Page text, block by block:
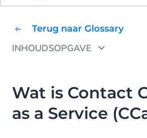
Terug naar Glossary
INHOUDSOPGAVE
CCaaS vs CPaaS vs UCaaS:
verschillen?
De voordelen van CCaaS
Wat is Contact
as a Service